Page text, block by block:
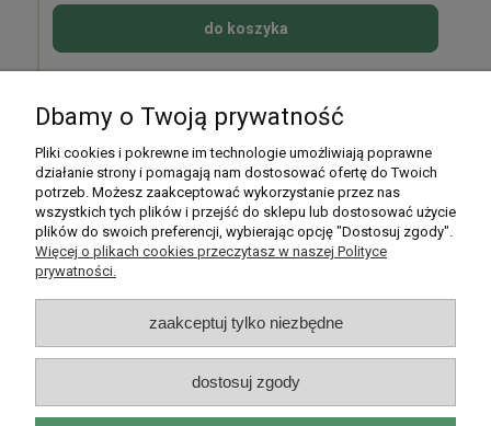
do koszyka
Moje konto
Płatności i dostawa
Informacje
O nas
Dbamy o Twoją prywatność
Pliki cookies i pokrewne im technologie umożliwiają poprawne
działanie strony i pomagają nam dostosować ofertę do Twoich
potrzeb. Możesz zaakceptować wykorzystanie przez nas
wszystkich tych plików i przejść do sklepu lub dostosować użycie
plików do swoich preferencji, wybierając opcję "Dostosuj zgody".
Więcej o plikach cookies przeczytasz w naszej Polityce
prywatności.
zaakceptuj tylko niezbędne
dostosuj zgody